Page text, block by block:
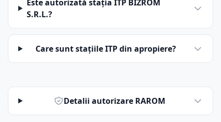
Este autorizată stația ITP BIZROM
S.R.L.?
Care sunt stațiile ITP din apropiere?
Detalii autorizare RAROM